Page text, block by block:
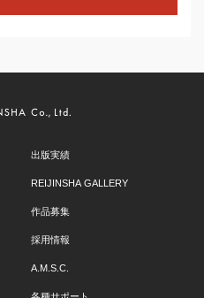
出版実績
REIJINSHA GALLERY
作品募集
採用情報
A.M.S.C.
各種サポート